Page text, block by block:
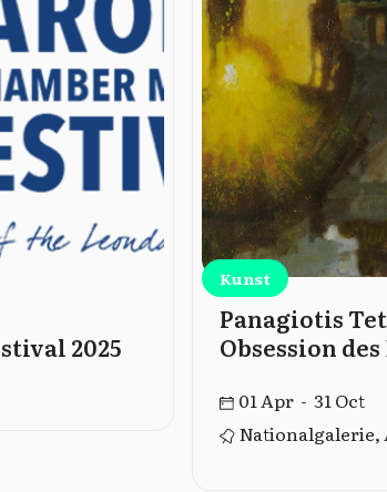
2025
Kunst
Panagiotis
Obsession
01 Apr - 31 Oct
Nationalgalerie,